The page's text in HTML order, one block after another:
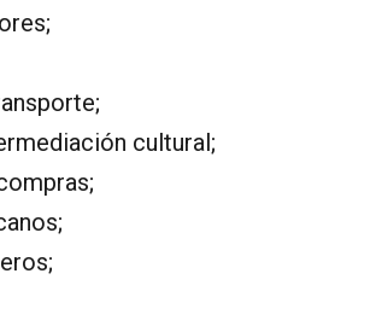
cultural;